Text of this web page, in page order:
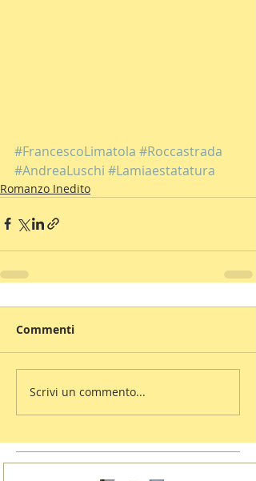
#FrancescoLimatola #Roccastrada
#AndreaLuschi #Lamiaestatatura
Romanzo Inedito
Commenti
Scrivi un commento...